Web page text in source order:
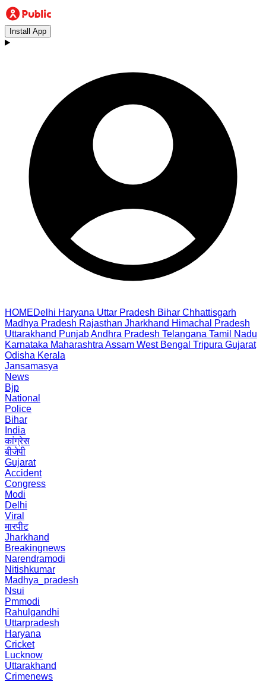
Install App
HOMEDelhi Haryana Uttar Pradesh Bihar Chhattisgarh
Madhya Pradesh Rajasthan Jharkhand Himachal Pradesh
Uttarakhand PunjabAndhra Pradesh Telangana Tamil Nadu
Karnataka Maharashtra Assam West Bengal Tripura Gujarat
Odisha Kerala
Jansamasya
News
Bjp
National
Police
Bihar
India
कांग्रेस
बीजेपी
Gujarat
Accident
Congress
Modi
Delhi
Viral
मारपीट
Jharkhand
Breakingnews
Narendramodi
Nitishkumar
Madhya_pradesh
Nsui
Pmmodi
Rahulgandhi
Uttarpradesh
Haryana
Cricket
Lucknow
Uttarakhand
Crimenews